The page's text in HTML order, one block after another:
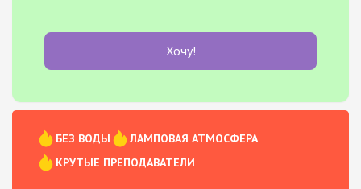
Хочу!
БЕЗ ВОДЫ
ЛАМПОВАЯ АТМОСФЕРА
КРУТЫЕ ПРЕПОДАВАТЕЛИ